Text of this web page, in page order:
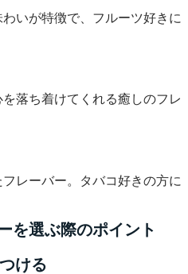
いが特徴で、フルーツ好きに
落ち着けてくれる癒しのフレ
レーバー。タバコ好きの方に
を選ぶ際のポイント
ける